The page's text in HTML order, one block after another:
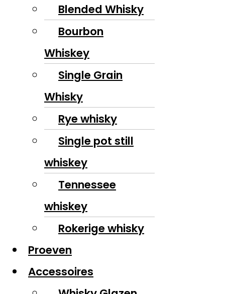
Blended Whisky
Bourbon
Whiskey
Single Grain
Whisky
Rye whisky
Single pot still
whiskey
Tennessee
whiskey
Rokerige whisky
Proeven
Accessoires